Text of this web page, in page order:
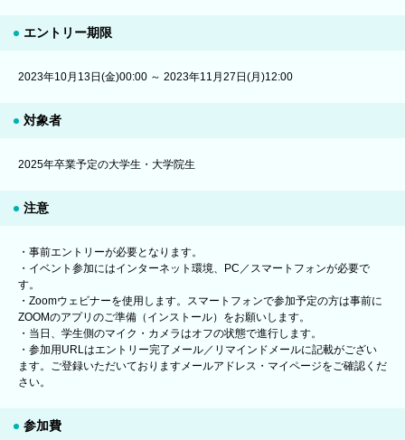
エントリー期限
2023年10月13日(金)00:00 ～ 2023年11月27日(月)12:00
対象者
2025年卒業予定の大学生・大学院生
注意
・事前エントリーが必要となります。
・イベント参加にはインターネット環境、PC／スマートフォンが必要で
す。
・Zoomウェビナーを使用します。スマートフォンで参加予定の方は事前に
ZOOMのアプリのご準備（インストール）をお願いします。
・当日、学生側のマイク・カメラはオフの状態で進行します。
・参加用URLはエントリー完了メール／リマインドメールに記載がござい
ます。ご登録いただいておりますメールアドレス・マイページをご確認くだ
さい。
参加費